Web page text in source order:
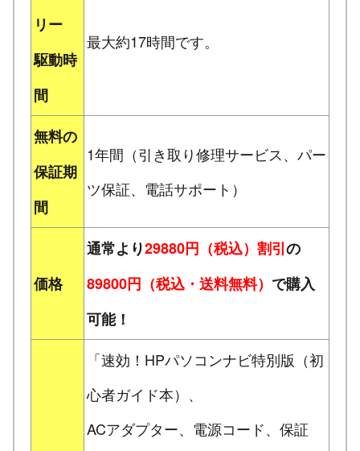
リー
駆動時
間
最大約17時間です。
無料の
保証期
間
1年間（引き取り修理サービス、パー
ツ保証、電話サポート）
価格
通常より29880円（税込）割引の
89800円（税込・送料無料） で購入
可能！
「速効！HPパソコンナビ特別版（初
心者ガイド本）、
ACアダプター、電源コード、保証